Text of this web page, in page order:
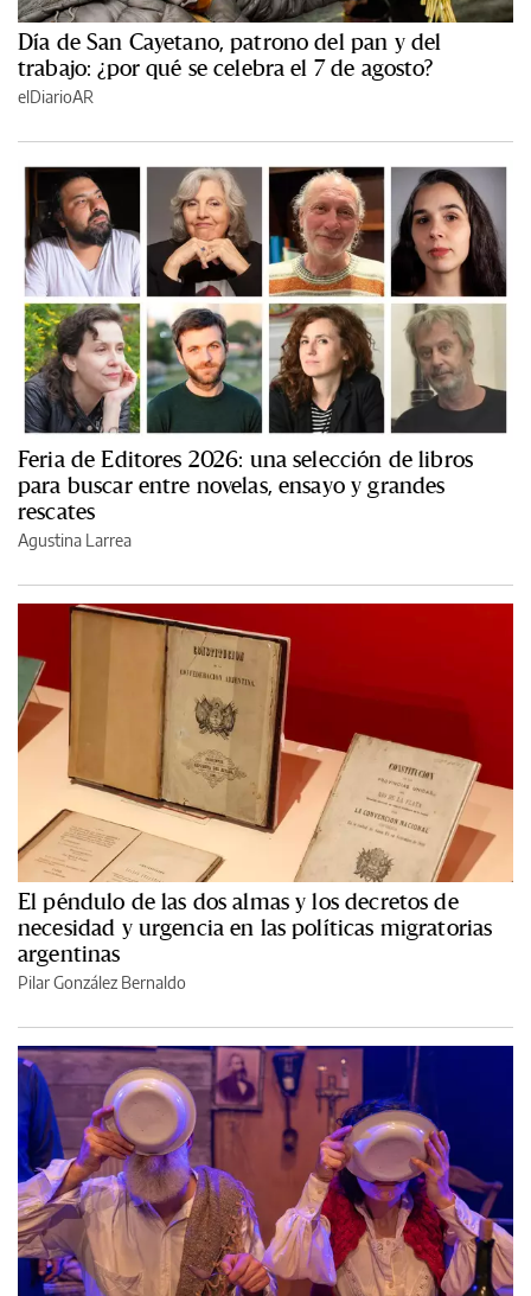
Día de San Cayetano, patrono del pan y del
trabajo: ¿por qué se celebra el 7 de agosto?
elDiarioAR
Feria de Editores 2026: una selección de libros
para buscar entre novelas, ensayo y grandes
rescates
Agustina Larrea
El péndulo de las dos almas y los decretos de
necesidad y urgencia en las políticas migratorias
argentinas
Pilar González Bernaldo